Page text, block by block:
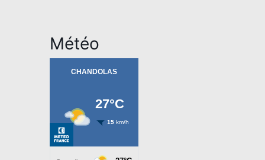
Météo